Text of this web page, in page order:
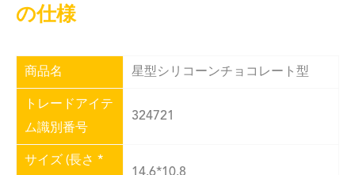
の仕様
商品名 星型シリコーンチョコレート型
トレードアイテ
ム識別番号
324721
サイズ (長さ *